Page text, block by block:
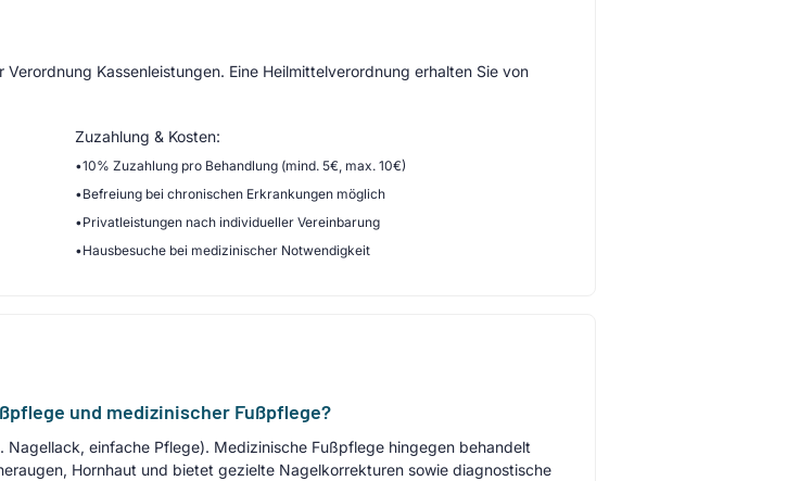
Kassenleistungen. Eine Heilmittelverordnung erhalten Sie von
Zuzahlung & Kosten:
•10% Zuzahlung pro Behandlung (mind. 5€, max. 10€)
•Befreiung bei chronischen Erkrankungen möglich
•Privatleistungen nach individueller Vereinbarung
•Hausbesuche bei medizinischer Notwendigkeit
und medizinischer Fußpflege?
einfache Pflege). Medizinische Fußpflege hingegen behandelt
Hornhaut und bietet gezielte Nagelkorrekturen sowie diagnostische